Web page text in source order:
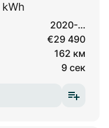
2020-…
€29 490
162 км
9 сек